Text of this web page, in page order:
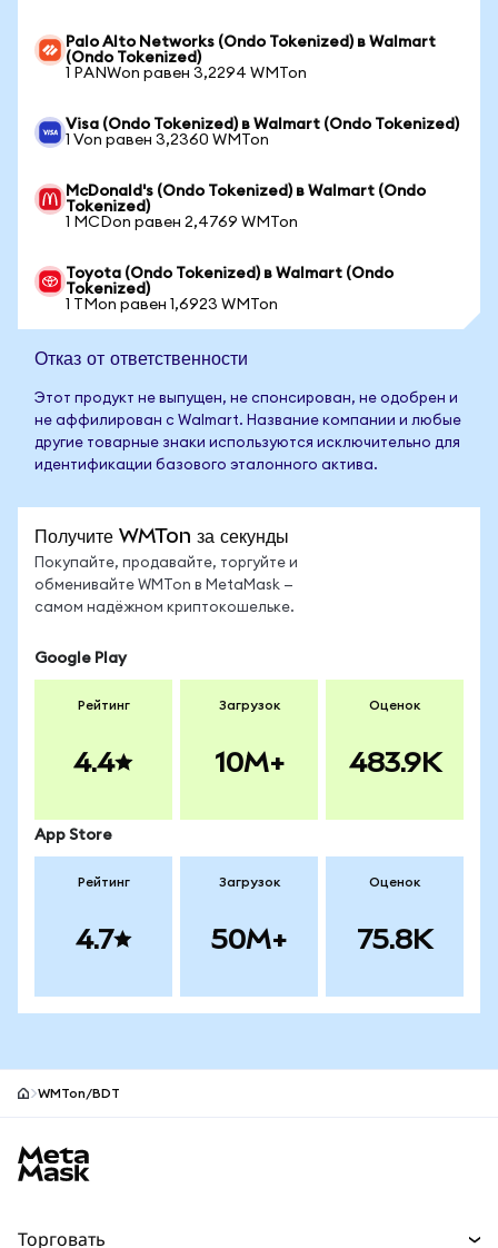
Palo Alto Networks (Ondo Tokenized) в Walmart
(Ondo Tokenized)
1 PANWon равен 3,2294 WMTon
Visa (Ondo Tokenized) в Walmart (Ondo Tokenized)
1 Von равен 3,2360 WMTon
McDonald's (Ondo Tokenized) в Walmart (Ondo
Tokenized)
1 MCDon равен 2,4769 WMTon
Toyota (Ondo Tokenized) в Walmart (Ondo
Tokenized)
1 TMon равен 1,6923 WMTon
Отказ от ответственности
Этот продукт не выпущен, не спонсирован, не одобрен и
не аффилирован с Walmart. Название компании и любые
другие товарные знаки используются исключительно для
идентификации базового эталонного актива.
Получите WMTon за секунды
Покупайте, продавайте, торгуйте и
обменивайте WMTon в MetaMask —
самом надёжном криптокошельке.
Google Play
Рейтинг
4.4
Загрузок
10M+
Оценок
483.9K
App Store
Рейтинг
4.7
Загрузок
50M+
Оценок
75.8K
WMTon/BDT
Торговать